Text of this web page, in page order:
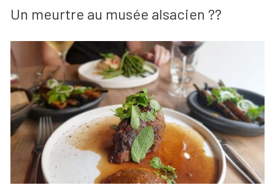
Un meurtre au musée alsacien ??